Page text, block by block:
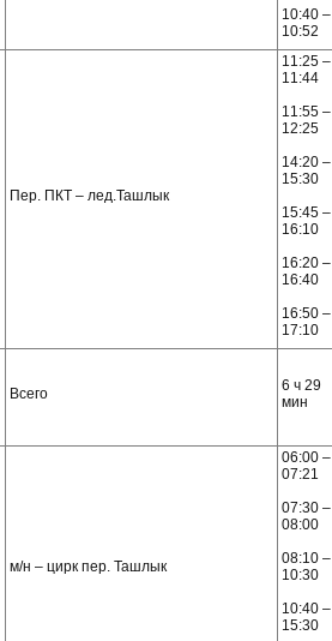
10:40 –
10:52
Пер. ПКТ – лед.Ташлык
11:25 –
11:44
11:55 –
12:25
14:20 –
15:30
15:45 –
16:10
16:20 –
16:40
16:50 –
17:10
Всего
6 ч 29
мин
м/н – цирк пер. Ташлык
06:00 –
07:21
07:30 –
08:00
08:10 –
10:30
10:40 –
15:30